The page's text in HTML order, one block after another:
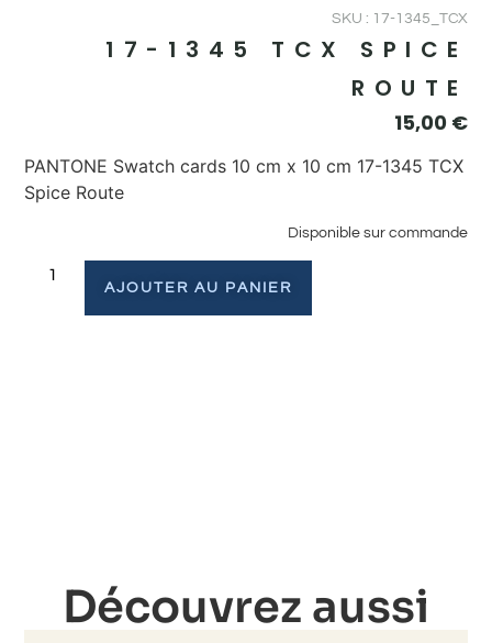
SKU : 17-1345_TCX
17-1345 TCX SPICE
ROUTE
15,00 €
PANTONE Swatch cards 10 cm x 10 cm 17-1345 TCX
Spice Route
Disponible sur commande
AJOUTER AU PANIER
Découvrez aussi